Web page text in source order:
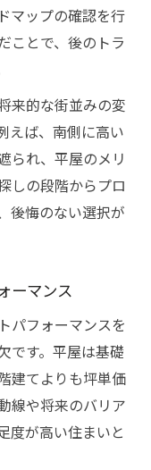
マップの確認を行
ことで、後のトラ
来的な街並みの変
えば、南側に高い
られ、平屋のメリ
しの段階からプロ
後悔のない選択が
ーマンス
パフォーマンスを
です。平屋は基礎
建てよりも坪単価
線や将来のバリア
度が高い住まいと